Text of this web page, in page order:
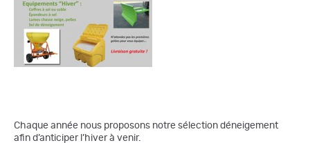
Chaque année nous proposons notre sélection déneigement
afin d’anticiper l’hiver à venir.